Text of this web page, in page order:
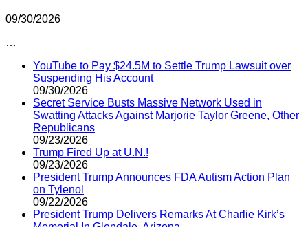
09/30/2026
…
YouTube to Pay $24.5M to Settle Trump Lawsuit over
Suspending His Account
09/30/2026
Secret Service Busts Massive Network Used in
Swatting Attacks Against Marjorie Taylor Greene, Other
Republicans
09/23/2026
Trump Fired Up at U.N.!
09/23/2026
President Trump Announces FDA Autism Action Plan
on Tylenol
09/22/2026
President Trump Delivers Remarks At Charlie Kirk’s